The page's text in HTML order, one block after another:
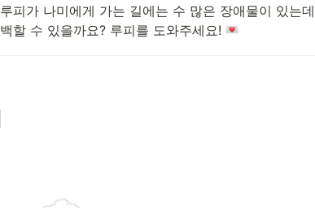
루피가 나미에게 가는 길에는 수 많은 장애물이 있는
백할 수 있을까요? 루피를 도와주세요!